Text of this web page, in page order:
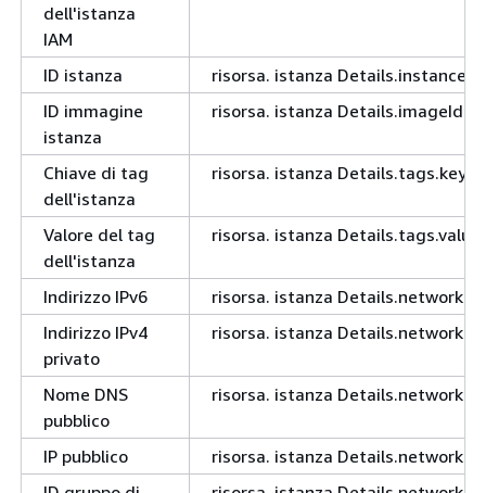
dell'istanza
IAM
ID istanza
risorsa. istanza Details.instanceId
ID immagine
istanza
risorsa. istanza Details.imageId
Chiave di tag
dell'istanza
risorsa. istanza Details.tags.key
Valore del tag
dell'istanza
risorsa. istanza Details.tags.value
Indirizzo IPv6
risorsa. istanza
Indirizzo IPv4
privato
risorsa. istanza
Nome DNS
pubblico
risorsa. istanza
IP pubblico
risorsa. istanza